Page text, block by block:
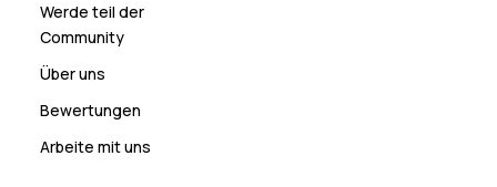
Werde teil der
Community
Über uns
Bewertungen
Arbeite mit uns